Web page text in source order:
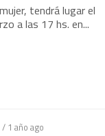
tendrá lugar el
a las 17 hs. en...
/ 1 año ago